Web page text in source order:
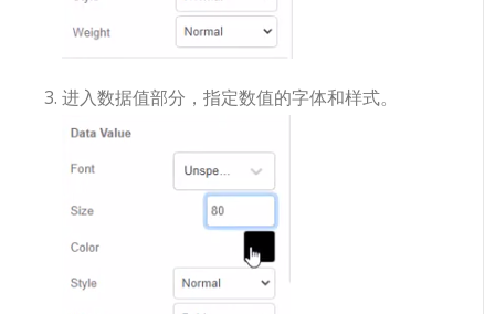
进入数据值部分，指定数值的字体和样式。